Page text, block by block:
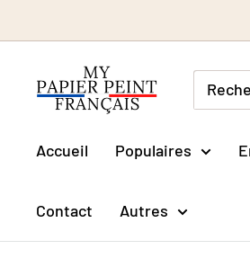
au
Accueil Populaires
Contact Autres